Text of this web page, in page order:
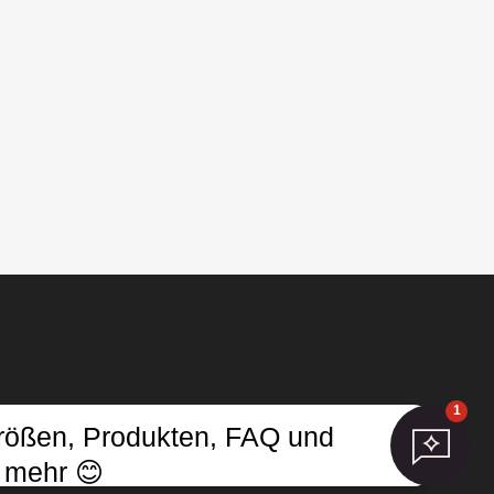
aktualisieren
1
Produkten, FAQ und
😊